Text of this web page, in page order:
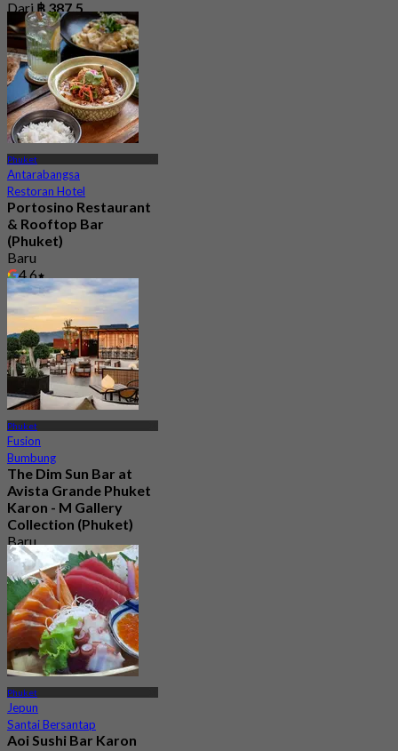
Dari฿ 387.5
Phuket
Antarabangsa
Restoran Hotel
Portosino Restaurant
& Rooftop Bar
(Phuket)
Baru
4.6
Dari฿ 530
Phuket
Fusion
Bumbung
The Dim Sun Bar at
Avista Grande Phuket
Karon - M Gallery
Collection (Phuket)
Baru
5.0
Dari฿ 1,299
Phuket
Jepun
Santai Bersantap
Aoi Sushi Bar Karon